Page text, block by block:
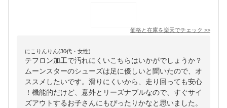
価格と在庫を楽天でチェック >>
にこりんりん(30代・女性)
テフロン加工で汚れにくいこちらはいかがでしょうか？
ムーンスターのシューズは足に優しいと聞いたので、オ
ススメしたいです。滑りにくいから、走り回っても安心
！機能的だけど、意外とリーズナブルなので、すぐサイ
ズアウトするお子さんにもぴったりかなと思いました。